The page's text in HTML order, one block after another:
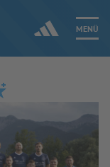
MENÜ
einloggen